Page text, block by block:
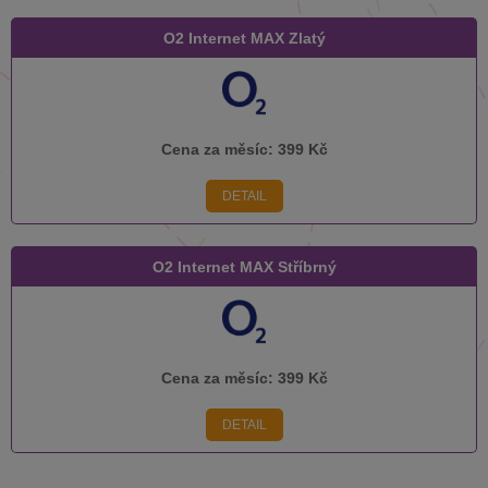
O2 Internet MAX Zlatý
Cena za měsíc: 399 Kč
DETAIL
O2 Internet MAX Stříbrný
Cena za měsíc: 399 Kč
DETAIL